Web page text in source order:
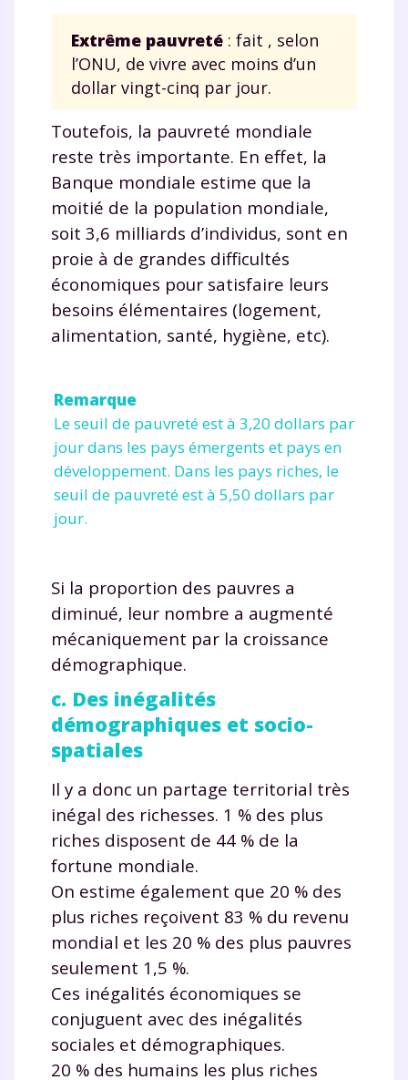
Extrême pauvreté : fait , selon
l’ONU, de vivre avec moins d’un
dollar vingt-cinq par jour.
Toutefois, la pauvreté mondiale
reste très importante. En effet, la
Banque mondiale estime que la
moitié de la population mondiale,
soit 3,6 milliards d’individus, sont en
proie à de grandes difficultés
économiques pour satisfaire leurs
besoins élémentaires (logement,
alimentation, santé, hygiène, etc).
Remarque
Le seuil de pauvreté est à 3,20 dollars par
jour dans les pays émergents et pays en
développement. Dans les pays riches, le
seuil de pauvreté est à 5,50 dollars par
jour.
Si la proportion des pauvres a
diminué, leur nombre a augmenté
mécaniquement par la croissance
démographique.
c. Des inégalités
démographiques et socio-
spatiales
Il y a donc un partage territorial très
inégal des richesses. 1 % des plus
riches disposent de 44 % de la
fortune mondiale.
On estime également que 20 % des
plus riches reçoivent 83 % du revenu
mondial et les 20 % des plus pauvres
seulement 1,5 %.
Ces inégalités économiques se
conjuguent avec des inégalités
sociales et démographiques.
20 % des humains les plus riches